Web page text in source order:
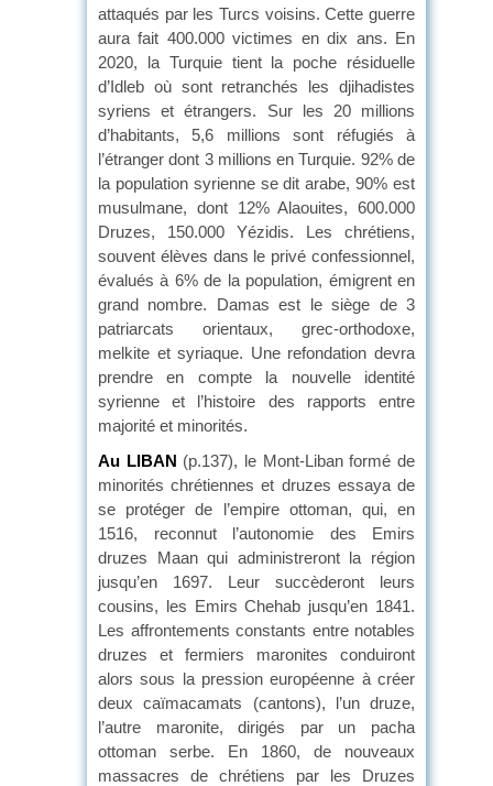
attaqués par les Turcs voisins. Cette guerre
aura fait 400.000 victimes en dix ans. En
2020, la Turquie tient la poche résiduelle
d’Idleb où sont retranchés les djihadistes
syriens et étrangers. Sur les 20 millions
d’habitants, 5,6 millions sont réfugiés à
l’étranger dont 3 millions en Turquie. 92% de
la population syrienne se dit arabe, 90% est
musulmane, dont 12% Alaouites, 600.000
Druzes, 150.000 Yézidis. Les chrétiens,
souvent élèves dans le privé confessionnel,
évalués à 6% de la population, émigrent en
grand nombre. Damas est le siège de 3
patriarcats orientaux, grec-orthodoxe,
melkite et syriaque. Une refondation devra
prendre en compte la nouvelle identité
syrienne et l’histoire des rapports entre
majorité et minorités.
Au LIBAN (p.137), le Mont-Liban formé de
minorités chrétiennes et druzes essaya de
se protéger de l’empire ottoman, qui, en
1516, reconnut l’autonomie des Emirs
druzes Maan qui administreront la région
jusqu’en 1697. Leur succèderont leurs
cousins, les Emirs Chehab jusqu’en 1841.
Les affrontements constants entre notables
druzes et fermiers maronites conduiront
alors sous la pression européenne à créer
deux caïmacamats (cantons), l’un druze,
l’autre maronite, dirigés par un pacha
ottoman serbe. En 1860, de nouveaux
massacres de chrétiens par les Druzes